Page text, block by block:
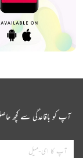
آپ کو باقاعدگی سے کچھ